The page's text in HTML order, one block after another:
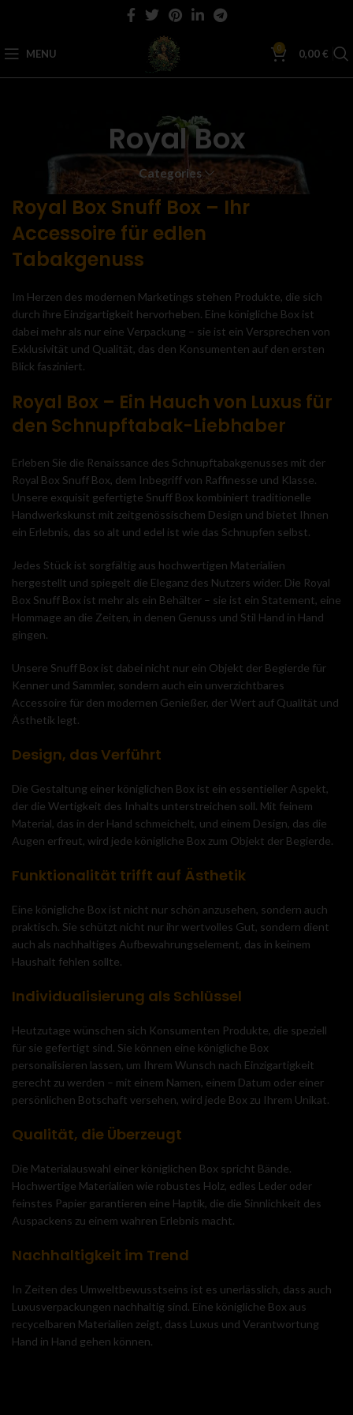
MENU 0 0,00€
Royal Box
Categories
Royal Box Snuff Box – Ihr
Accessoire für edlen
Tabakgenuss
Im Herzen des modernen Marketings stehen Produkte, die sich
durch ihre Einzigartigkeit hervorheben. Eine königliche Box ist
dabei mehr als nur eine Verpackung – sie ist ein Versprechen von
Exklusivität und Qualität, das den Konsumenten auf den ersten
Blick fasziniert.
Royal Box – Ein Hauch von Luxus für
den Schnupftabak-Liebhaber
Erleben Sie die Renaissance des Schnupftabakgenusses mit der
Royal Box Snuff Box, dem Inbegriff von Raffinesse und Klasse.
Unsere exquisit gefertigte Snuff Box kombiniert traditionelle
Handwerkskunst mit zeitgenössischem Design und bietet Ihnen
ein Erlebnis, das so alt und edel ist wie das Schnupfen selbst.
Jedes Stück ist sorgfältig aus hochwertigen Materialien
hergestellt und spiegelt die Eleganz des Nutzers wider. Die Royal
Box Snuff Box ist mehr als ein Behälter – sie ist ein Statement, eine
Hommage an die Zeiten, in denen Genuss und Stil Hand in Hand
gingen.
Unsere Snuff Box ist dabei nicht nur ein Objekt der Begierde für
Kenner und Sammler, sondern auch ein unverzichtbares
Accessoire für den modernen Genießer, der Wert auf Qualität und
Ästhetik legt.
Design, das Verführt
Die Gestaltung einer königlichen Box ist ein essentieller Aspekt,
der die Wertigkeit des Inhalts unterstreichen soll. Mit feinem
Material, das in der Hand schmeichelt, und einem Design, das die
Augen erfreut, wird jede königliche Box zum Objekt der Begierde.
Funktionalität trifft auf Ästhetik
Eine königliche Box ist nicht nur schön anzusehen, sondern auch
praktisch. Sie schützt nicht nur ihr wertvolles Gut, sondern dient
auch als nachhaltiges Aufbewahrungselement, das in keinem
Haushalt fehlen sollte.
Individualisierung als Schlüssel
Heutzutage wünschen sich Konsumenten Produkte, die speziell
für sie gefertigt sind. Sie können eine königliche Box
personalisieren lassen, um Ihrem Wunsch nach Einzigartigkeit
gerecht zu werden – mit einem Namen, einem Datum oder einer
persönlichen Botschaft versehen, wird jede Box zu Ihrem Unikat.
Qualität, die Überzeugt
Die Materialauswahl einer königlichen Box spricht Bände.
Hochwertige Materialien wie robustes Holz, edles Leder oder
feinstes Papier garantieren eine Haptik, die die Sinnlichkeit des
Auspackens zu einem wahren Erlebnis macht.
Nachhaltigkeit im Trend
In Zeiten des Umweltbewusstseins ist es unerlässlich, dass auch
Luxusverpackungen nachhaltig sind. Eine königliche Box aus
recycelbaren Materialien zeigt, dass Luxus und Verantwortung
Hand in Hand gehen können.